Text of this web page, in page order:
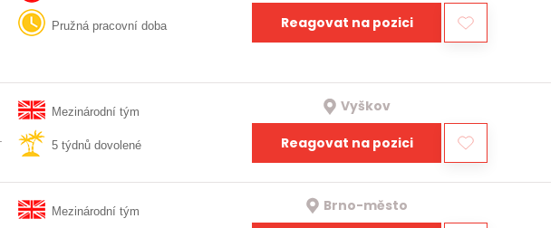
Pružná pracovní doba Reagovat na pozici
Mezinárodní tým
5 týdnů dovolené
Vyškov
Reagovat na pozici
Mezinárodní tým Brno-město